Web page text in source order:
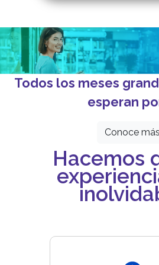
Todos los meses
esperan
Conoce más
Hacemos